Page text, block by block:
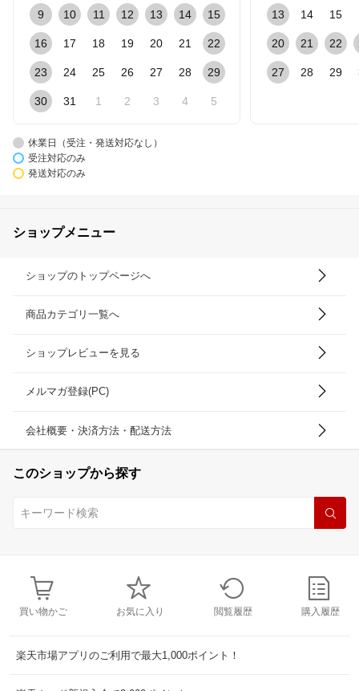
9 10 11 12 13 14 15
16 17 18 19 20 21 22
23 24 25 26 27 28 29
30 31 1 2 3 4 5
13 14 15
20 21 22
27 28 29
休業日（受注・発送対応なし）
受注対応のみ
発送対応のみ
ショップメニュー
ショップのトップページへ
商品カテゴリ一覧へ
ショップレビューを見る
メルマガ登録(PC)
会社概要・決済方法・配送方法
このショップから探す
買い物かご お気に入り 閲覧履歴 購入履歴
楽天市場アプリのご利用で最大1,000ポイント！